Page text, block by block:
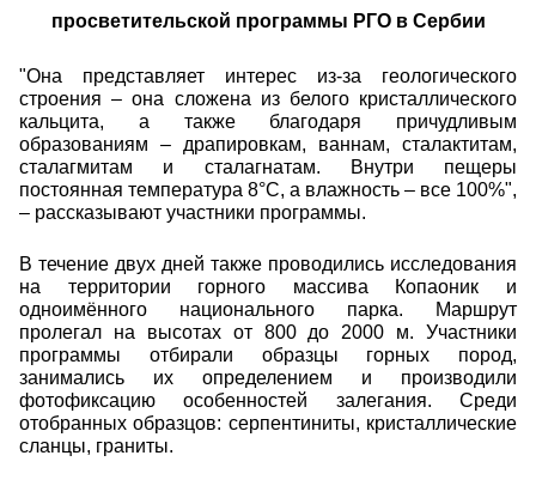
просветительской программы РГО в Сербии
"Она представляет интерес из-за геологического
строения – она сложена из белого кристаллического
кальцита, а также благодаря причудливым
образованиям – драпировкам, ваннам, сталактитам,
сталагмитам и сталагнатам. Внутри пещеры
постоянная температура 8°С, а влажность – все 100%",
– рассказывают участники программы.
В течение двух дней также проводились исследования
на территории горного массива Копаоник и
одноимённого национального парка. Маршрут
пролегал на высотах от 800 до 2000 м. Участники
программы отбирали образцы горных пород,
занимались их определением и производили
фотофиксацию особенностей залегания. Среди
отобранных образцов: серпентиниты, кристаллические
сланцы, граниты.